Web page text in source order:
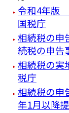
令和4年版
国税庁
相続税の
続税の申
相続税の
税庁
相続税の申
年1月以降